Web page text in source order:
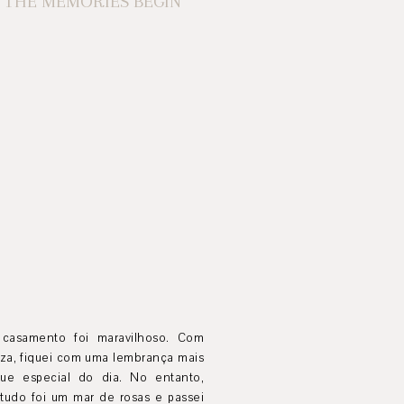
foi maravilhoso. Com
fiquei com uma lembrança mais
especial do dia. No entanto,
foi um mar de rosas e passei